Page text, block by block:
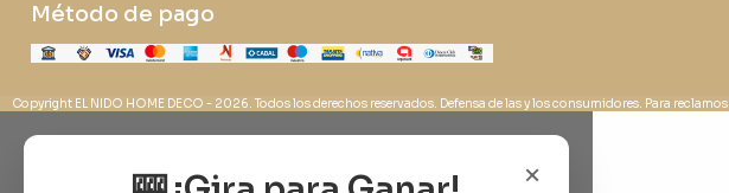
Método de pago
Copyright EL NIDO HOME DECO - 2026. Todos los derechos reservados. Defensa de las y los consumidores. Para reclamos
×